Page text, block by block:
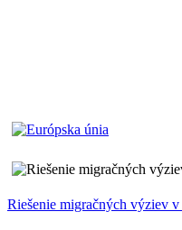
Riešenie migračných výziev